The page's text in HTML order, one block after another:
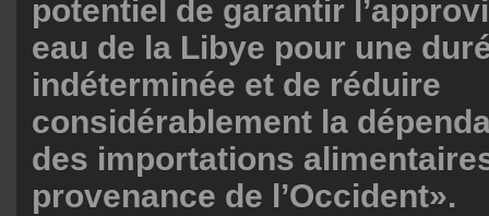
potentiel de garantir
eau de la Libye pour une
indéterminée et de réduire
considérablement la
des importations
provenance de l’Occident».